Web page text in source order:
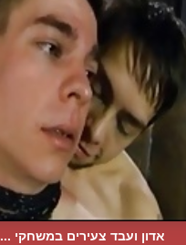
אדון ועבד צעירים במשחקי ...